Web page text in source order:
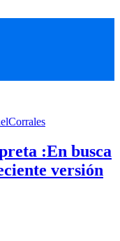
:En busca
versión